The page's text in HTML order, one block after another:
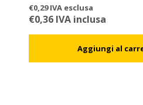
€0,29 IVA esclusa
€0,36 IVA inclusa